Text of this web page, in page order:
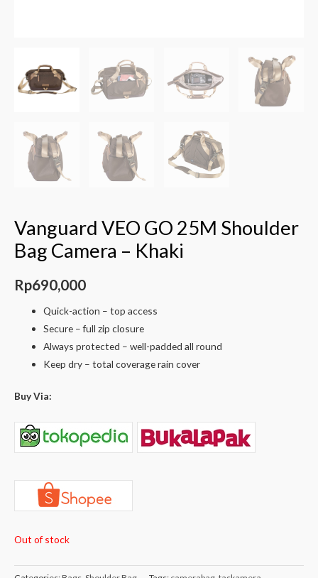
Vanguard VEO GO 25M Shoulder
Bag Camera – Khaki
Rp690,000
Quick-action – top access
Secure – full zip closure
Always protected – well-padded all round
Keep dry – total coverage rain cover
Buy Via:
Out of stock